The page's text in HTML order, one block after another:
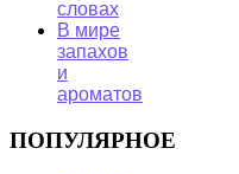
словах
В мире
запахов
и
ароматов
ПОПУЛЯРНОЕ